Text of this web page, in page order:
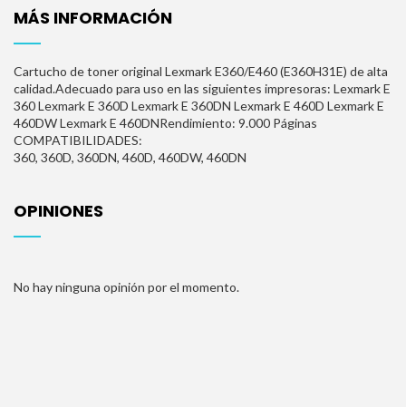
MÁS INFORMACIÓN
Cartucho de toner original Lexmark E360/E460 (E360H31E) de alta
calidad.Adecuado para uso en las siguientes impresoras: Lexmark E
360 Lexmark E 360D Lexmark E 360DN Lexmark E 460D Lexmark E
460DW Lexmark E 460DNRendimiento: 9.000 Páginas
COMPATIBILIDADES:
360, 360D, 360DN, 460D, 460DW, 460DN
OPINIONES
No hay ninguna opinión por el momento.